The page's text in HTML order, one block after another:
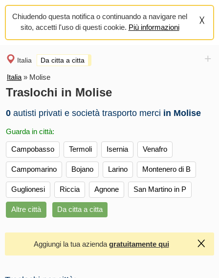
Chiudendo questa notifica o continuando a navigare nel
sito, accetti l'uso di questi cookie. Più informazioni
Italia Da citta a citta +
Italia » Molise
Traslochi in Molise
0 autisti privati e società trasporto merci in Molise
Guarda in città:
Campobasso Termoli Isernia Venafro
Campomarino Bojano Larino Montenero di B
Guglionesi Riccia Agnone San Martino in P
Altre città Da citta a citta
Aggiungi la tua azienda gratuitamente qui